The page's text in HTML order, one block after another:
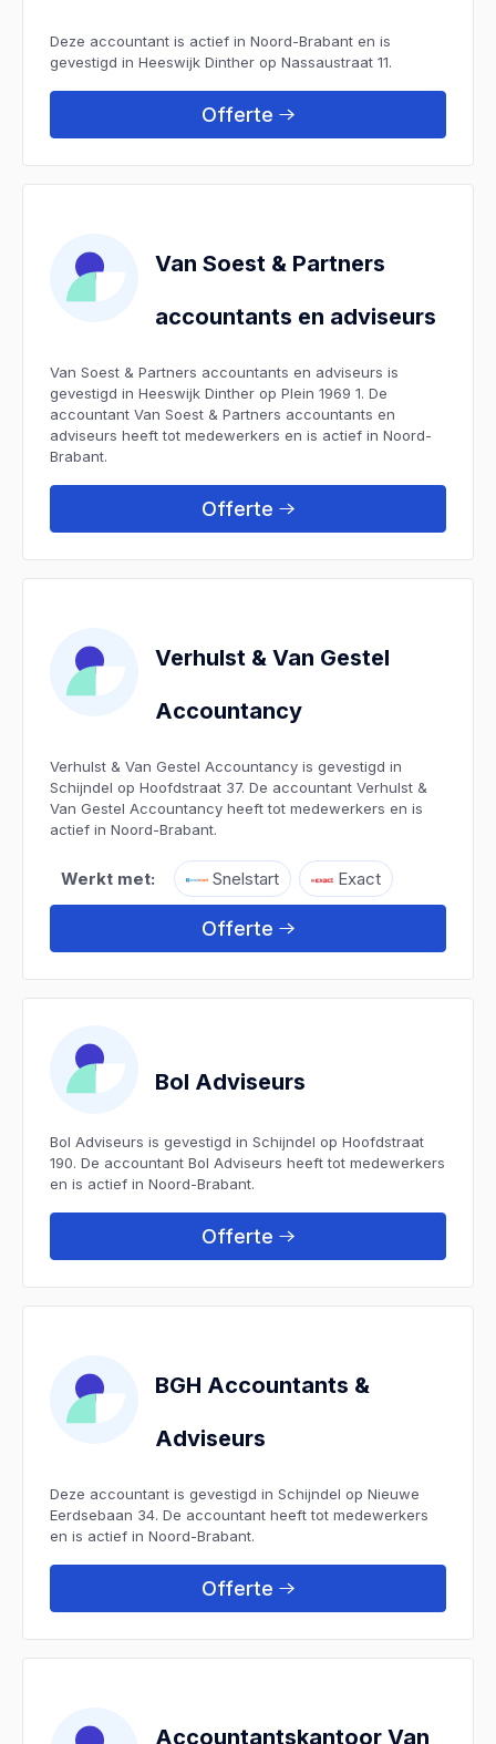
Deze accountant is actief in Noord-Brabant en is
gevestigd in Heeswijk Dinther op Nassaustraat 11.
Offerte
Van Soest & Partners
accountants en adviseurs
Van Soest & Partners accountants en adviseurs is
gevestigd in Heeswijk Dinther op Plein 1969 1. De
accountant Van Soest & Partners accountants en
adviseurs heeft tot medewerkers en is actief in Noord-
Brabant.
Offerte
Verhulst & Van Gestel
Accountancy
Verhulst & Van Gestel Accountancy is gevestigd in
Schijndel op Hoofdstraat 37. De accountant Verhulst &
Van Gestel Accountancy heeft tot medewerkers en is
actief in Noord-Brabant.
Werkt met: Snelstart Exact
Offerte
Bol Adviseurs
Bol Adviseurs is gevestigd in Schijndel op Hoofdstraat
190. De accountant Bol Adviseurs heeft tot medewerkers
en is actief in Noord-Brabant.
Offerte
BGH Accountants &
Adviseurs
Deze accountant is gevestigd in Schijndel op Nieuwe
Eerdsebaan 34. De accountant heeft tot medewerkers
en is actief in Noord-Brabant.
Offerte
Accountantskantoor Van